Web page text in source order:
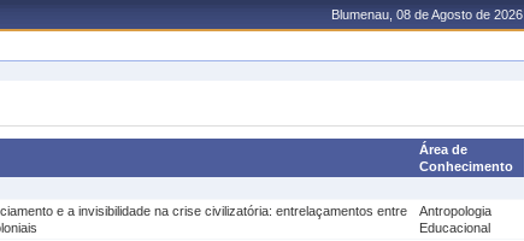
Blumenau, 08 de Agosto de 2026
Área de
Conhecimento
e a invisibilidade na crise civilizatória: entrelaçamentos entre
Antropologia
Educacional